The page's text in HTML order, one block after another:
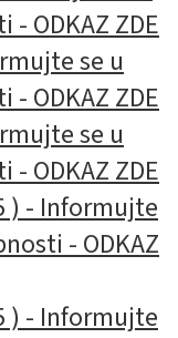
ODKAZ ZDE
se u
ODKAZ ZDE
se u
ODKAZ ZDE
) - Informujte
- ODKAZ
) - Informujte